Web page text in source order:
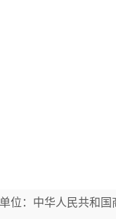
位：中华人民共和国